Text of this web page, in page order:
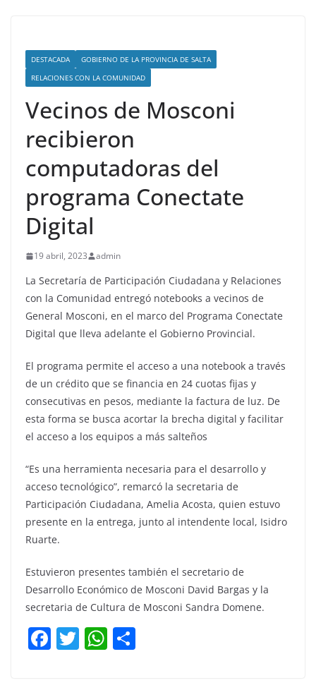
DESTACADA
GOBIERNO DE LA PROVINCIA DE SALTA
RELACIONES CON LA COMUNIDAD
Vecinos de Mosconi
recibieron
computadoras del
programa Conectate
Digital
19 abril, 2023 admin
La Secretaría de Participación Ciudadana y Relaciones
con la Comunidad entregó notebooks a vecinos de
General Mosconi, en el marco del Programa Conectate
Digital que lleva adelante el Gobierno Provincial.
El programa permite el acceso a una notebook a través
de un crédito que se financia en 24 cuotas fijas y
consecutivas en pesos, mediante la factura de luz. De
esta forma se busca acortar la brecha digital y facilitar
el acceso a los equipos a más salteños
“Es una herramienta necesaria para el desarrollo y
acceso tecnológico”, remarcó la secretaria de
Participación Ciudadana, Amelia Acosta, quien estuvo
presente en la entrega, junto al intendente local, Isidro
Ruarte.
Estuvieron presentes también el secretario de
Desarrollo Económico de Mosconi David Bargas y la
secretaria de Cultura de Mosconi Sandra Domene.
F T W